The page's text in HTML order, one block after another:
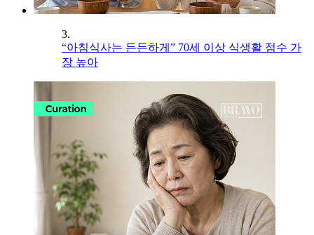
3.
“아침식사는 든든하게” 70세 이상 식생활 점수 가
장 높아